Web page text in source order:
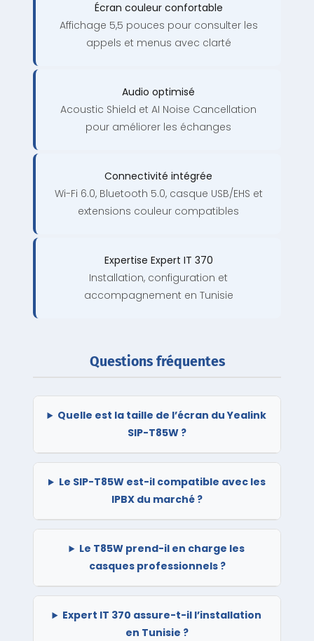
Écran couleur confortable
Affichage 5,5 pouces pour consulter les
appels et menus avec clarté
Audio optimisé
Acoustic Shield et AI Noise Cancellation
pour améliorer les échanges
Connectivité intégrée
Wi-Fi 6.0, Bluetooth 5.0, casque USB/EHS et
extensions couleur compatibles
Expertise Expert IT 370
Installation, configuration et
accompagnement en Tunisie
Questions fréquentes
Quelle est la taille de l’écran du Yealink
SIP-T85W ?
Le SIP-T85W est-il compatible avec les
IPBX du marché ?
Le T85W prend-il en charge les
casques professionnels ?
Expert IT 370 assure-t-il l’installation
en Tunisie ?